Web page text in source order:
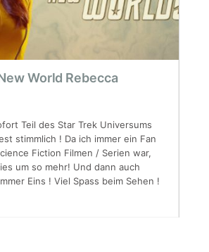
World Rebecca
Teil des Star Trek Universums
stimmlich ! Da ich immer ein Fan
Fiction Filmen / Serien war,
um so mehr! Und dann auch
Eins ! Viel Spass beim Sehen !